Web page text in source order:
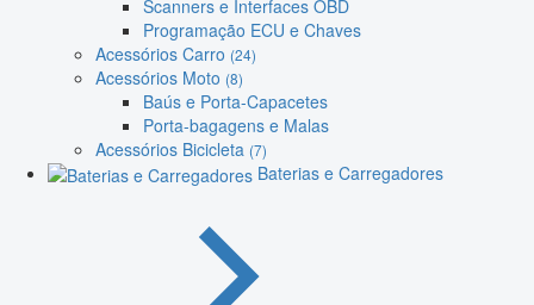
Scanners e Interfaces OBD
Programação ECU e Chaves
Acessórios Carro (24)
Acessórios Moto (8)
Baús e Porta-Capacetes
Porta-bagagens e Malas
Acessórios Bicicleta (7)
Baterias e Carregadores